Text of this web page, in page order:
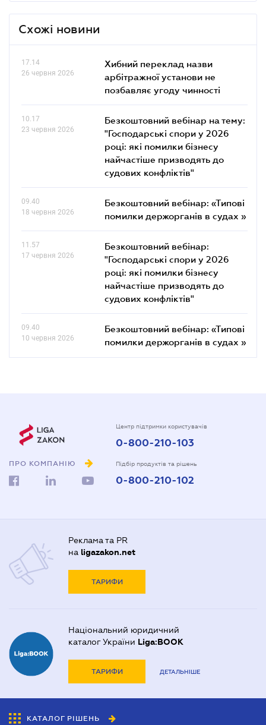
Схожі новини
17.14
26 червня 2026
Хибний переклад назви
арбітражної установи не
позбавляє угоду чинності
10.17
23 червня 2026
Безкоштовний вебінар на тему:
"Господарські спори у 2026
році: які помилки бізнесу
найчастіше призводять до
судових конфліктів"
09.40
18 червня 2026
Безкоштовний вебінар: «Типові
помилки держорганів в судах »
11.57
17 червня 2026
Безкоштовний вебінар:
"Господарські спори у 2026
році: які помилки бізнесу
найчастіше призводять до
судових конфліктів"
09.40
10 червня 2026
Безкоштовний вебінар: «Типові
помилки держорганів в судах »
ПРО КОМПАНІЮ
Центр підтримки користувачів
0-800-210-103
Підбір продуктів та рішень
0-800-210-102
Реклама та PR
на ligazakon.net
ТАРИФИ
Національний юридичний
каталог України Liga:BOOK
ТАРИФИ ДЕТАЛЬНІШЕ
КАТАЛОГ РІШЕНЬ